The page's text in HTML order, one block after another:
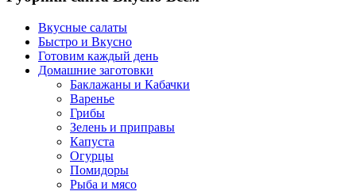
Вкусные салаты
Быстро и Вкусно
Готовим каждый день
Домашние заготовки
Баклажаны и Кабачки
Варенье
Грибы
Зелень и приправы
Капуста
Огурцы
Помидоры
Рыба и мясо